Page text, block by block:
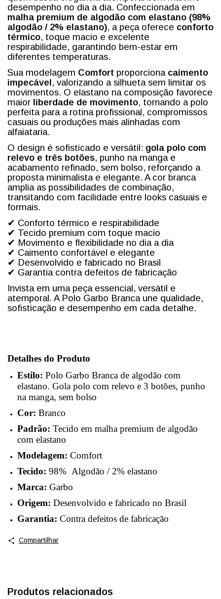
desempenho no dia a dia. Confeccionada em
malha premium de algodão com elastano (98%
algodão / 2% elastano), a peça oferece conforto
térmico, toque macio e excelente
respirabilidade, garantindo bem-estar em
diferentes temperaturas.
Sua modelagem Comfort proporciona caimento
impecável, valorizando a silhueta sem limitar os
movimentos. O elastano na composição favorece
maior liberdade de movimento, tornando a polo
perfeita para a rotina profissional, compromissos
casuais ou produções mais alinhadas com
alfaiataria.
O design é sofisticado e versátil: gola polo com
relevo e três botões, punho na manga e
acabamento refinado, sem bolso, reforçando a
proposta minimalista e elegante. A cor branca
amplia as possibilidades de combinação,
transitando com facilidade entre looks casuais e
formais.
✔ Conforto térmico e respirabilidade
✔ Tecido premium com toque macio
✔ Movimento e flexibilidade no dia a dia
✔ Caimento confortável e elegante
✔ Desenvolvido e fabricado no Brasil
✔ Garantia contra defeitos de fabricação
Invista em uma peça essencial, versátil e
atemporal. A Polo Garbo Branca une qualidade,
sofisticação e desempenho em cada detalhe.
Detalhes do Produto
Estilo: Polo Garbo Branca de algodão com
elastano. Gola polo com relevo e 3 botões, punho
na manga, sem bolso
Cor: Branco
Padrão: Tecido em malha premium de algodão
com elastano
Modelagem: Comfort
Tecido: 98% Algodão / 2% elastano
Marca: Garbo
Origem: Desenvolvido e fabricado no Brasil
Garantia: Contra defeitos de fabricação
Compartilhar
Produtos relacionados